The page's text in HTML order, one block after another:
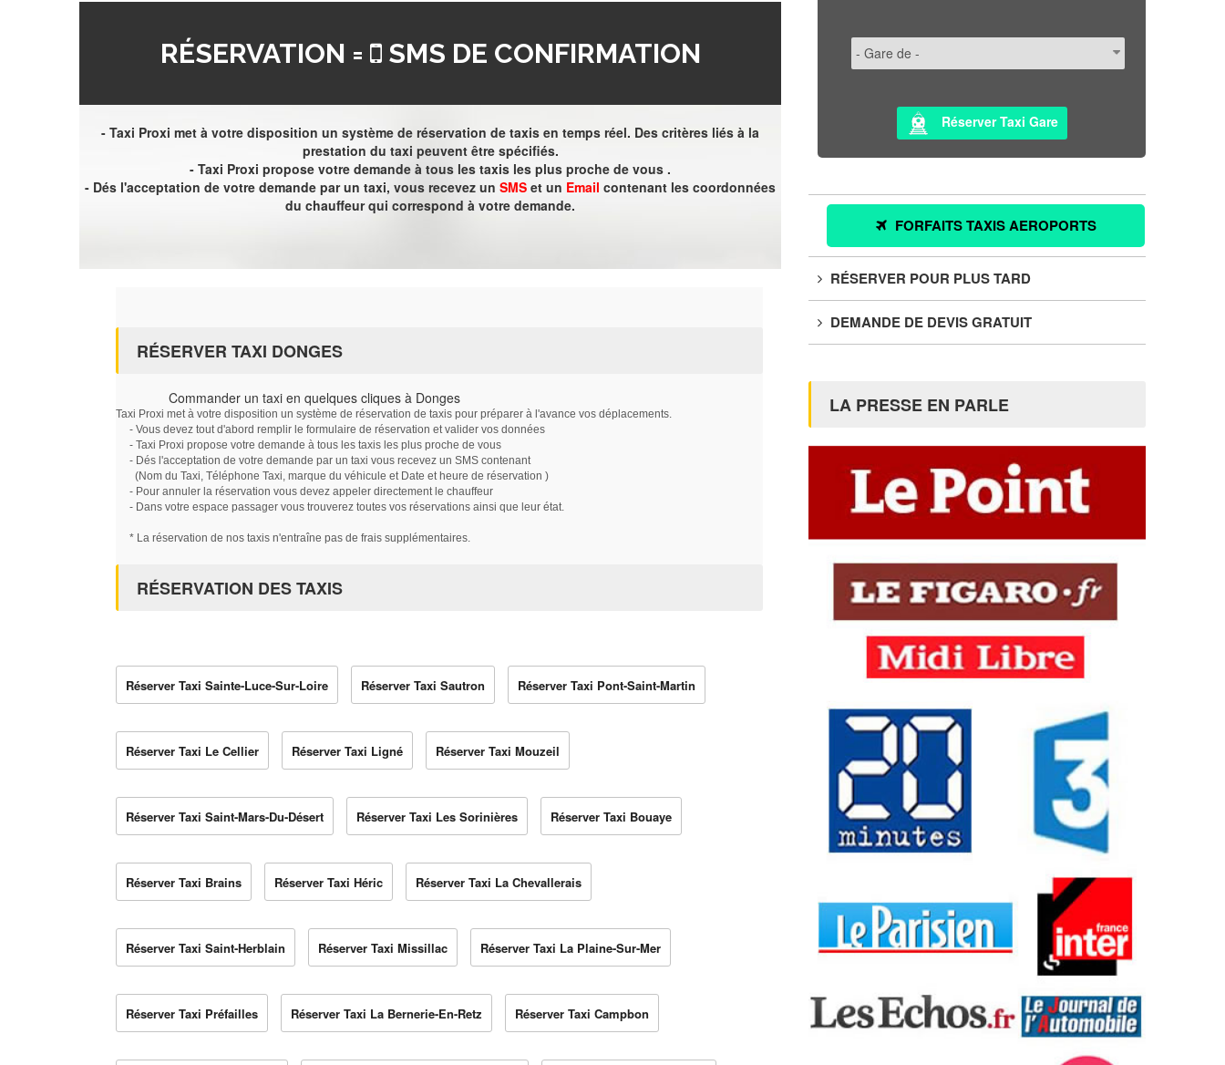
RÉSERVATION = SMS DE CONFIRMATION
- Taxi Proxi met à votre disposition un système de réservation de taxis en temps réel. Des critères liés à la
prestation du taxi peuvent être spécifiés.
- Taxi Proxi propose votre demande à tous les taxis les plus proche de vous .
- Dés l'acceptation de votre demande par un taxi, vous recevez un SMS et un Email contenant les coordonnées
du chauffeur qui correspond à votre demande.
RÉSERVER TAXI DONGES
Commander un taxi en quelques cliques à Donges
Taxi Proxi met à votre disposition un système de réservation de taxis pour préparer à l'avance vos déplacements.
- Vous devez tout d'abord remplir le formulaire de réservation et valider vos données
- Taxi Proxi propose votre demande à tous les taxis les plus proche de vous
- Dés l'acceptation de votre demande par un taxi vous recevez un SMS contenant
(Nom du Taxi, Téléphone Taxi, marque du véhicule et Date et heure de réservation )
- Pour annuler la réservation vous devez appeler directement le chauffeur
- Dans votre espace passager vous trouverez toutes vos réservations ainsi que leur état.
* La réservation de nos taxis n'entraîne pas de frais supplémentaires.
RÉSERVATION DES TAXIS
Réserver Taxi Sainte-Luce-Sur-Loire Réserver Taxi Sautron Réserver Taxi Pont-Saint-Martin
Réserver Taxi Le Cellier Réserver Taxi Ligné Réserver Taxi Mouzeil
Réserver Taxi Saint-Mars-Du-Désert Réserver Taxi Les Sorinières Réserver Taxi Bouaye
Réserver Taxi Brains Réserver Taxi Héric Réserver Taxi La Chevallerais
Réserver Taxi Saint-Herblain Réserver Taxi Missillac Réserver Taxi La Plaine-Sur-Mer
Réserver Taxi Préfailles Réserver Taxi La Bernerie-En-Retz Réserver Taxi Campbon
Réserver Taxi Gare
FORFAITS TAXIS AEROPORTS
RÉSERVER POUR PLUS TARD
DEMANDE DE DEVIS GRATUIT
LA PRESSE EN PARLE